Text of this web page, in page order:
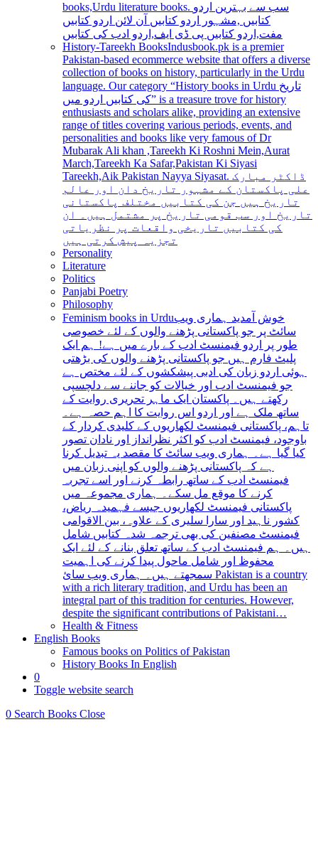
books,Urdu literature books. سب سے بہترین اردو
کتابیں ,مشہور اردو کتابیں آن لائن اردو کتابیں
مفت,اردو کتابیں پی ڈی ایف,اردو ادب کی کتابیں
History-Tareekh BooksIndusbook.pk is a premier
Pakistan-based ecommerce website that offers a diverse
collection of books on history, particularly in the Urdu
language. Our category “History books in Urdu تاریخ
کی کتابیں اردو میں” is a treasure trove for history
enthusiasts and scholars alike, providing an extensive
range of titles covering various periods, events, and
personalities and books like very famous of Dr
Mubarak Ali khan ,Tareekh Ki Roshni Mein,Aurat
March,Tareekh Ka Safar,Pakistan Ki Siyasi
Tareekh,Aik Pakistan Nayya Siyasat. ڈاکٹر مبارک
علی پاکستان کے مشہور تاریخ دان اور عالم
تاریخ ہیں جن کی کتابیں مختلف پاکستانی
تاریخ اور سب قومی تاریخ پر مشتمل ہیں۔ ان
کی کتابیں تاریخی واقعات پر نظریاتی
تجزیہ پیش کرتی ہیں
Personality
Literature
Politics
Panjabi Poetry
Philosophy
Feminism books in Urduخوش آمدید ہماری ویب
سائٹ پر جو پاکستانی پڑھنے والوں کے لئے خصوصی
طور پر اردو فیمنسٹ ادب کے بارے میں ہے! ہم ایک
پلیٹ فارم ہیں جو پاکستانی پڑھنے والوں کی بڑھتی
ہوئی اردو زبان کی ادبی پیشکشوں کے لئے مختص ہے
جو فیمنسٹ ادب اور خیالات کو جاننے سے دلچسپی
رکھتے ہیں۔ پاکستان ایک ماہر تحریری روایت کے
ساتھ ملک ہے اور اردو اس روایت کا اہم حصہ ہے۔
تاہم، پاکستانی فیمنسٹ لکھاریوں کے کلیدی کردار کے
باوجود، فیمنسٹ ادب کو اکثر نظرانداز اور نادان تصور
کیا گیا ہے۔ ہماری ویب سائٹ کا مقصد یہ تبدیل کرنا
ہے کہ پاکستانی پڑھنے والوں کو اپنی زبان میں
فیمنسٹ ادب کے ساتھ رابطہ کرنے اور اسے تجربہ
کرنے کا موقع مل سکے۔ ہماری مجموعہ میں
پاکستانی فیمنسٹ لکھاریوں جیسے فہمیدہ ریاض،
کشور ناہید اور سارا سلیری کے علاوہ، بین الاقوامی
فیمنسٹ مصنفین کی بھی ترجمہ شدہ کتابیں شامل
ہیں۔ ہم فیمنسٹ ادب کے ساتھ تعلق بنانے کے لئے ایک
محفوظ اور شامل ماحول پیدا کرنے کی اہمیت
سمجھتے ہیں۔ ہماری ویب سائ Pakistan is a country
with a rich literary tradition, and Urdu has been an
integral part of this tradition for centuries. However,
despite the significant contributions of Pakistani…
Health & Fitness
English Books
Famous books on Politics of Pakistan
History Books In English
0
Toggle website search
0 Search Books Close